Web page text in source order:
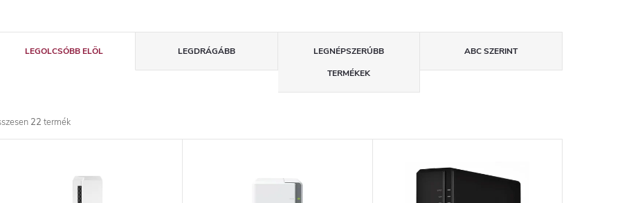
LEGOLCSÓBB ELÖL LEGDRÁGÁBB
LEGNÉPSZERŰBB
TERMÉKEK
ABC SZERINT
22 termék